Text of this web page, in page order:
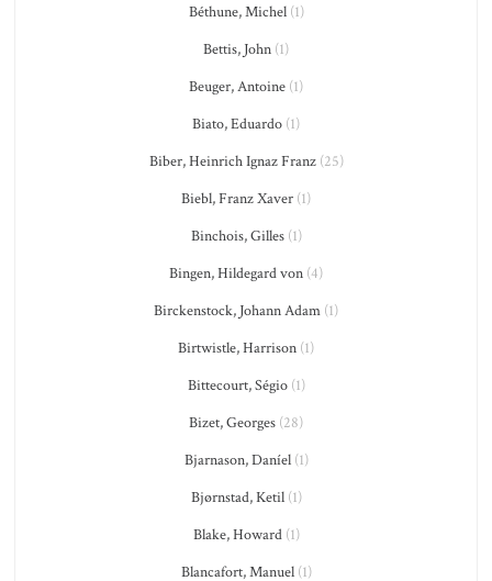
Béthune, Michel(1)
Bettis, John (1)
Beuger, Antoine (1)
Biato, Eduardo (1)
Biber, Heinrich Ignaz Franz(25)
Biebl, Franz Xaver (1)
Binchois, Gilles(1)
Bingen, Hildegard von (4)
Birckenstock, Johann Adam (1)
Birtwistle, Harrison (1)
Bittecourt, Ségio(1)
Bizet, Georges (28)
Bjarnason, Daníel(1)
Bjørnstad, Ketil(1)
Blake, Howard(1)
Blancafort, Manuel(1)